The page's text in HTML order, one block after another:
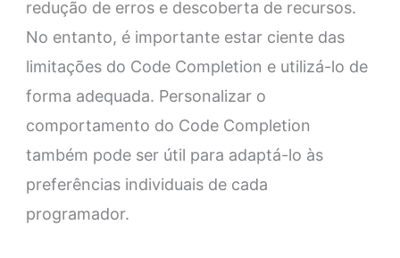
redução de erros e descoberta de recursos.
No entanto, é importante estar ciente das
limitações do Code Completion e utilizá-lo de
forma adequada. Personalizar o
comportamento do Code Completion
também pode ser útil para adaptá-lo às
preferências individuais de cada
programador.